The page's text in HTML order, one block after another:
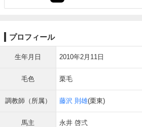
プロフィール
生年月日 2010年2月11日
毛色 栗毛
調教師（所属） 藤沢 則雄(栗東)
馬主 永井 啓弍